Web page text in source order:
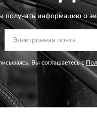
получать информацию о
Вы соглашаетесь с